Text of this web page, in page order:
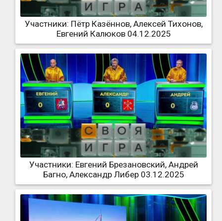
Участники: Пётр Казённов, Алексей Тихонов,
Евгений Калюков 04.12.2025
Участники: Евгений Брезановский, Андрей
Багно, Александр Либер 03.12.2025